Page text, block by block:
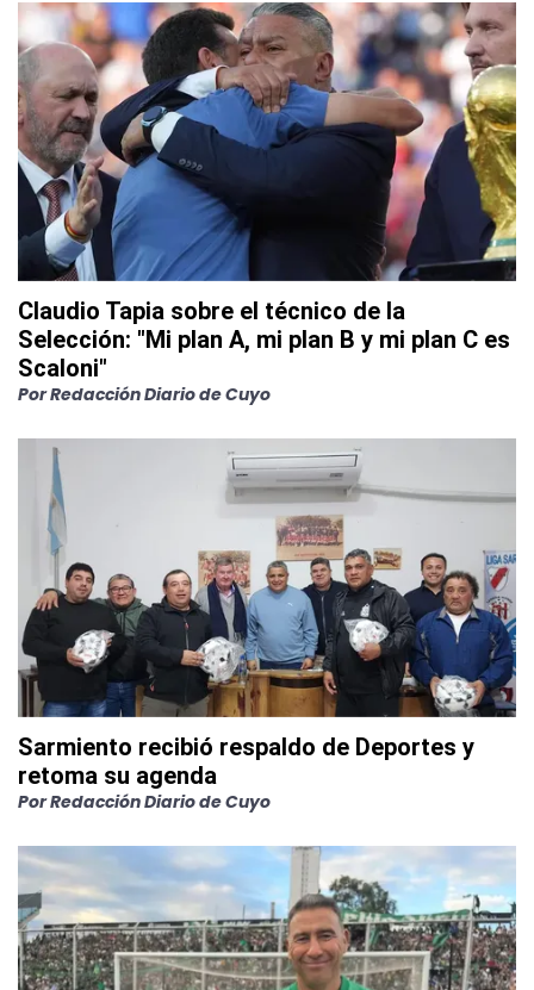
Claudio Tapia sobre el técnico de la
Selección: "Mi plan A, mi plan B y mi plan C es
Scaloni"
PorRedacción Diario de Cuyo
Sarmiento recibió respaldo de Deportes y
retoma su agenda
PorRedacción Diario de Cuyo